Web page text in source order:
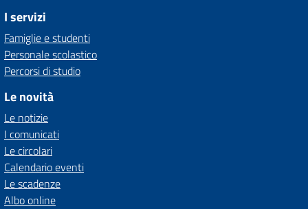
I servizi
Famiglie e studenti
Personale scolastico
Percorsi di studio
Le novità
Le notizie
I comunicati
Le circolari
Calendario eventi
Le scadenze
Albo online